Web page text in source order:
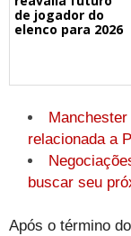
de jogador do
elenco para 2026
relacionada a
buscar seu
Após o término